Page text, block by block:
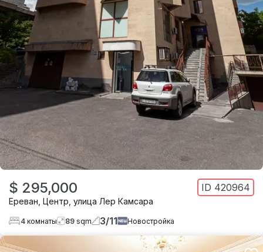
$ 295,000 ID 420964
Ереван Центр улица Лер Камсара
4 комнаты 89 sqm 3/11 Новостройка